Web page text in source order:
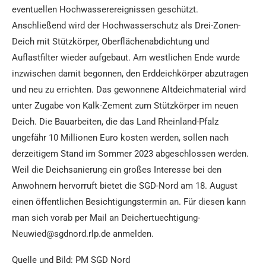
eventuellen Hochwasserereignissen geschützt.
Anschließend wird der Hochwasserschutz als Drei-Zonen-
Deich mit Stützkörper, Oberflächenabdichtung und
Auflastfilter wieder aufgebaut. Am westlichen Ende wurde
inzwischen damit begonnen, den Erddeichkörper abzutragen
und neu zu errichten. Das gewonnene Altdeichmaterial wird
unter Zugabe von Kalk-Zement zum Stützkörper im neuen
Deich. Die Bauarbeiten, die das Land Rheinland-Pfalz
ungefähr 10 Millionen Euro kosten werden, sollen nach
derzeitigem Stand im Sommer 2023 abgeschlossen werden.
Weil die Deichsanierung ein großes Interesse bei den
Anwohnern hervorruft bietet die SGD-Nord am 18. August
einen öffentlichen Besichtigungstermin an. Für diesen kann
man sich vorab per Mail an Deichertuechtigung-
Neuwied@sgdnord.rlp.de anmelden.
Quelle und Bild: PM SGD Nord